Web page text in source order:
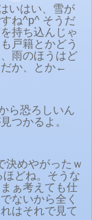
いはい、雪が
ね^p^ そうだ
持ち込んじゃ
戸籍とかどう
雨のほうはど
だか、とか←
ら恐ろしいん
つかるよ。
決めやがったｗ
ほどね。そうな
ぁ考えても仕
ないから全く
はそれで見て